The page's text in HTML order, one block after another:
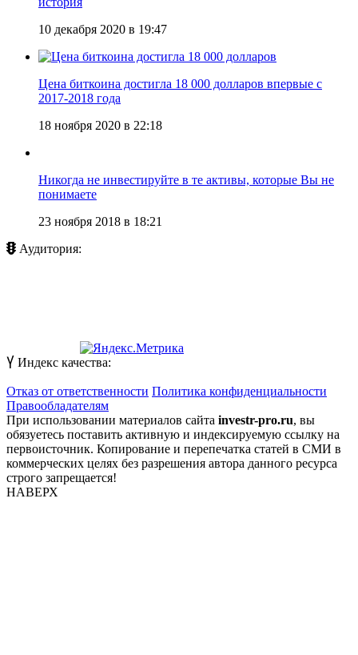
10 декабря 2020 в 19:47
Цена биткоина достигла 18 000 долларов впервые с
2017-2018 года
18 ноября 2020 в 22:18
Никогда не инвестируйте в те активы, которые Вы не
понимаете
23 ноября 2018 в 18:21
Аудитория:
Индекс качества:
Отказ от ответственности Политика конфиденциальности
Правообладателям
При использовании материалов сайта investr-pro.ru, вы
обязуетесь поставить активную и индексируемую ссылку на
первоисточник. Копирование и перепечатка статей в СМИ в
коммерческих целях без разрешения автора данного ресурса
строго запрещается!
НАВЕРХ